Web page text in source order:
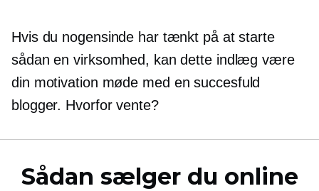
Hvis du nogensinde har tænkt på at starte
sådan en virksomhed, kan dette indlæg være
din motivation møde med en succesfuld
blogger. Hvorfor vente?
Sådan sælger du online